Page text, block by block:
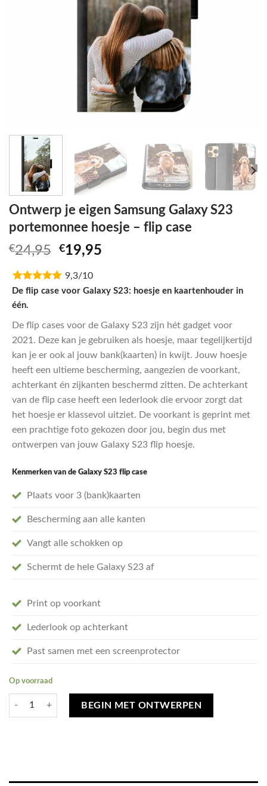
Ontwerp je eigen Samsung Galaxy S23
portemonnee hoesje – flip case
€24,95 Oorspronkelijke
was:
€24,95.
€19,95
€19,95.
9,3/10
De flip case voor Galaxy S23: hoesje en kaartenhouder in
één.
De flip cases voor de Galaxy S23 zijn hét gadget voor
2021. Deze kan je gebruiken als hoesje, maar tegelijkertijd
kan je er ook al jouw bank(kaarten) in kwijt. Jouw hoesje
heeft een ultieme bescherming, aangezien de voorkant,
achterkant én zijkanten beschermd zitten. De achterkant
van de flip case heeft een lederlook die ervoor zorgt dat
het hoesje er klassevol uitziet. De voorkant is geprint met
een prachtige foto gekozen door jou, begin dus met
ontwerpen van jouw Galaxy S23 flip hoesje.
Kenmerken van de Galaxy S23 flip case
Plaats voor 3 (bank)kaarten
Bescherming aan alle kanten
Vangt alle schokken op
Schermt de hele Galaxy S23 af
Print op voorkant
Lederlook op achterkant
Past samen met een screenprotector
Op voorraad
Ontwerp je eigen Samsung Galaxy S23 portemonnee hoesje - flip case
BEGIN MET ONTWERPEN